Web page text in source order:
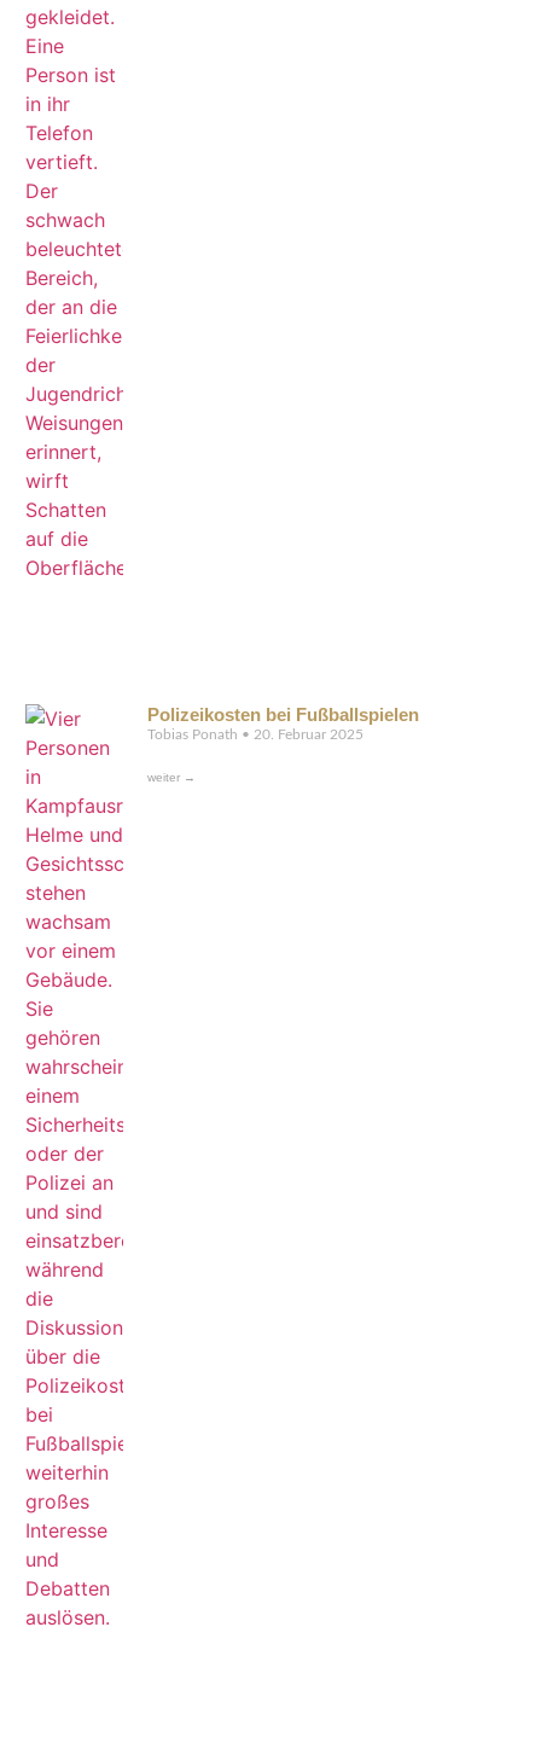
Polizeikosten bei Fußballspielen
Tobias Ponath 20. Februar 2025
weiter →